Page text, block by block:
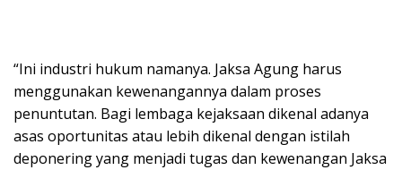
“Ini industri hukum namanya. Jaksa Agung harus
menggunakan kewenangannya dalam proses
penuntutan. Bagi lembaga kejaksaan dikenal adanya
asas oportunitas atau lebih dikenal dengan istilah
deponering yang menjadi tugas dan kewenangan Jaksa